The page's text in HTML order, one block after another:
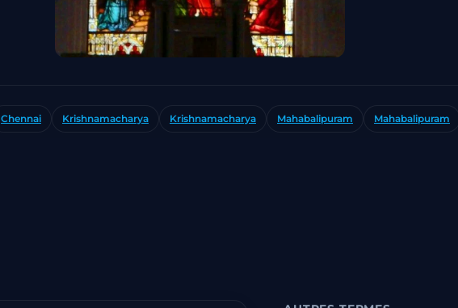
Chennai Krishnamacharya Krishnamacharya Mahabalipuram Mahabalipuram